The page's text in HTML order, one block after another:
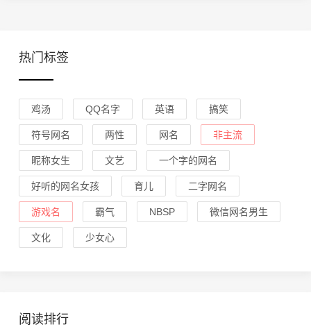
热门标签
鸡汤 QQ名字 英语 搞笑
符号网名 两性 网名 非主流
昵称女生 文艺 一个字的网名
好听的网名女孩 育儿 二字网名
游戏名 霸气 NBSP 微信网名男生
文化 少女心
阅读排行